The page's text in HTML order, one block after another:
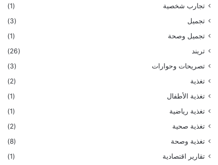
تجارب شخصية
(1)
تجميل
(3)
تجميل وصحة
(1)
تريند
(26)
تصريحات وحوارات
(3)
تغذية
(2)
تغذية الأطفال
(1)
تغذية رياضية
(1)
تغذية صحية
(2)
تغذية وصحة
(8)
تقارير اقتصادية
(1)